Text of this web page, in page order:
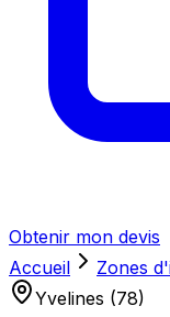
Obtenir mon devis
Accueil
Zones
Yvelines (78)